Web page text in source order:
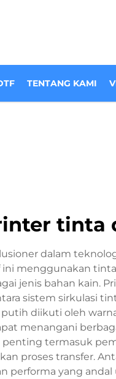
TENTANG KAMI
tinta
dalam
menggunakan
jenis bahan kain.
sistem sirkulasi
diikuti oleh
menangani
termasuk
proses transfer.
performa yang